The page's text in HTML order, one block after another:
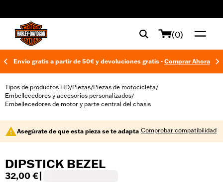
(0)
Envío gratis a partir de 50€ y devoluciones gratis - Comprar Ahora
Tipos de productos HD/Piezas/Piezas de motocicleta/
Embellecedores y accesorios personalizados/
Embellecedores de motor y parte central del chasis
Asegúrate de que esta pieza se te adapta Comprobar compatibilidad
DIPSTICK BEZEL
32,00 €